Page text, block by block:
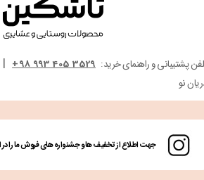
جهت اطلاع از تخفیف ها و جشنواره های فروش ما را در
پشتیبانی و راهنمای خرید: 3529 405 993 98+
|
نو